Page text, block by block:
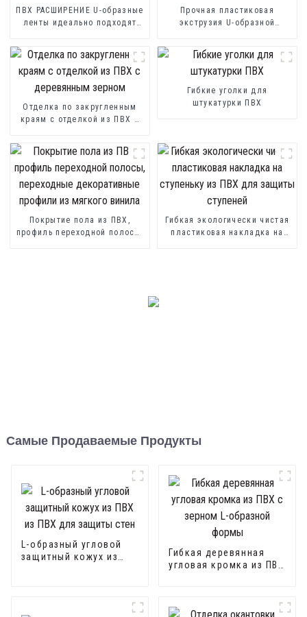
ПВХ РАСШИРЕНИЕ U-образные
ленты идеально подходят
Прочная пластиковая
экструзия U-образной
U-образного профиля, полоса
профиля
Отделка по закругленным
краям с отделкой из ПВХ с
Гибкие уголки для
штукатурки ПВХ
Покрытие пола из ПВХ,
профиль переходной полосы,
Гибкая экологически чистая
пластиковая накладка на
Самые Продаваемые Продукты
L-образный угловой
защитный кожух из
Гибкая деревянная
угловая кромка из ПВХ